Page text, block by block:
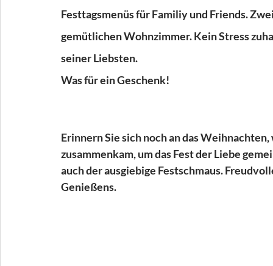
Festtagsmenüs für Familiy und Friends.
gemütlichen Wohnzimmer. Kein Stress
seiner Liebsten.
Was für ein Geschenk!
Erinnern Sie sich noch an das
zusammenkam, um das Fest der Liebe
auch der ausgiebige Festschmaus.
Genießens.